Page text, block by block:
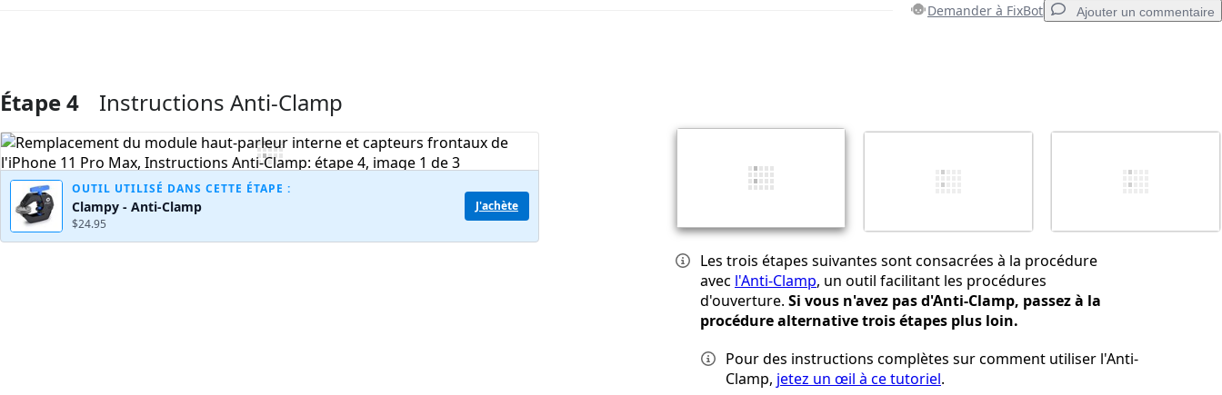
Demander à FixBot Ajouter un commentaire
Ajouter un commentaire
Publier un commentaire
Étape 4 Instructions Anti-Clamp
OUTIL UTILISÉ DANS CETTE ÉTAPE :
Clampy - Anti-Clamp
$24.95
J'achète
Les trois étapes suivantes sont consacrées à la procédure
avec l'Anti-Clamp, un outil facilitant les procédures
d'ouverture. Si vous n'avez pas d'Anti-Clamp, passez à la
procédure alternative trois étapes plus loin.
Pour des instructions complètes sur comment utiliser l'Anti-
Clamp, jetez un œil à ce tutoriel.